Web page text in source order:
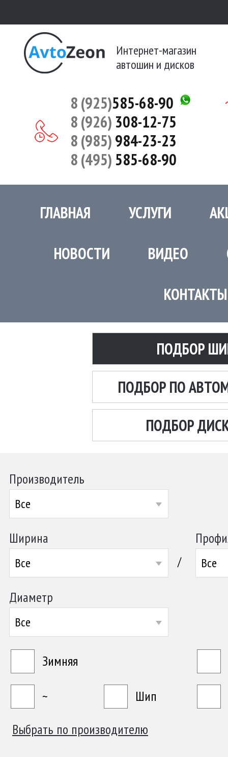
Интернет-магазин
автошин и дисков
8 (925)585-68-90
8 (926) 308-12-75
8 (985)984-23-23
8 (495)585-68-90
ГЛАВНАЯ УСЛУГИ
НОВОСТИ ВИДЕО
КОНТАКТЫ
ПОДБОР
ПОДБОР ПО
ПОДБОР
Производитель
Все
Ширина
Все / Все
Диаметр
Все
Зимняя
~
Шип
Выбрать по производителю